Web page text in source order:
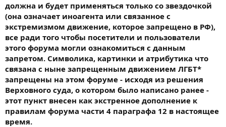
должна и будет применяться только со звездочкой
(она означает иноагента или связанное с
экстремизмом движение, которое запрещено в РФ),
все ради того чтобы посетители и пользователи
этого форума могли ознакомиться с данным
запретом. Символика, картинки и атрибутика что
связана с ныне запрещенным движением ЛГБТ*
запрещены на этом форуме - исходя из решения
Верховного суда, о котором было написано ранее -
этот пункт внесен как экстренное дополнение к
правилам форума части 4 параграфа 12 в настоящее
время.